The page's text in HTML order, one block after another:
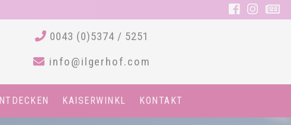
0043 (0)5374 / 5251
info@ilgerhof.com
KAISERWINKL KONTAKT